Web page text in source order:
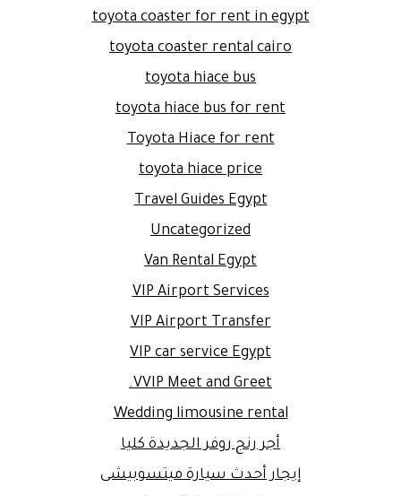
toyota coaster for rent in egypt
toyota coaster rental cairo
toyota hiace bus
toyota hiace bus for rent
Toyota Hiace for rent
toyota hiace price
Travel Guides Egypt
Uncategorized
Van Rental Egypt
VIP Airport Services
VIP Airport Transfer
VIP car service Egypt
VVIP Meet and Greet.
Wedding limousine rental
أجر رنج روفر الجديدة كليا
إيجار أحدث سيارة ميتسوبيشى